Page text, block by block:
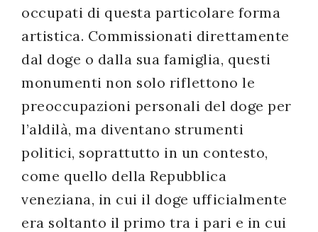
occupati di questa particolare forma
artistica. Commissionati direttamente
dal doge o dalla sua famiglia, questi
monumenti non solo riflettono le
preoccupazioni personali del doge per
l’aldilà, ma diventano strumenti
politici, soprattutto in un contesto,
come quello della Repubblica
veneziana, in cui il doge ufficialmente
era soltanto il primo tra i pari e in cui